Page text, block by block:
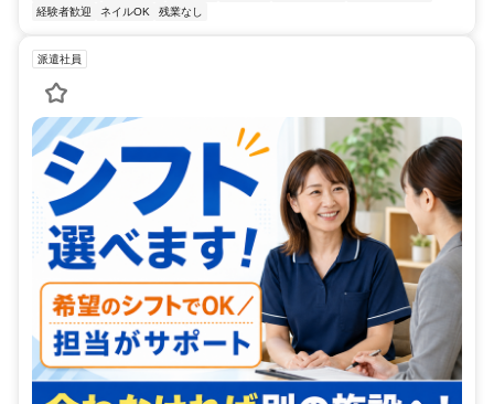
経験者歓迎
ネイルOK 残業なし
派遣社員